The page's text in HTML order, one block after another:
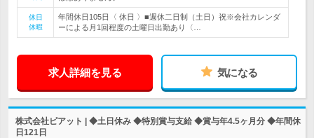
休日
休暇
年間休日105日〈 休日 〉■週休二日制（土日）祝※会社カレンダ
ーによる月1回程度の土曜日出勤あり〈…
求人詳細を見る 気になる
株式会社ピアット | ◆土日休み ◆特別賞与支給 ◆賞与年4.5ヶ月分 ◆年間休
日121日